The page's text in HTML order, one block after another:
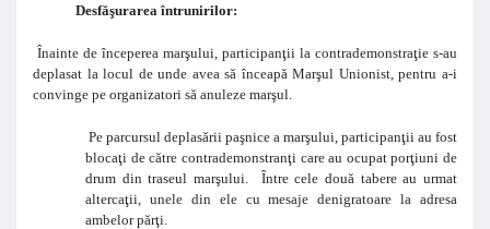
Desfăşurarea întrunirilor:
Înainte de începerea marşului, participanţii la contrademonstraţie s-au
deplasat la locul de unde avea să înceapă Marşul Unionist, pentru a-i
convinge pe organizatori să anuleze marşul.
Pe parcursul deplasării paşnice a marşului, participanţii au fost
blocaţi de către contrademonstranţi care au ocupat porţiuni de
drum din traseul marşului. Între cele două tabere au urmat
altercaţii, unele din ele cu mesaje denigratoare la adresa
ambelor părţi.